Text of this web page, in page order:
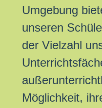
Umgebung
unseren
der Vielzahl
Möglichkeit,